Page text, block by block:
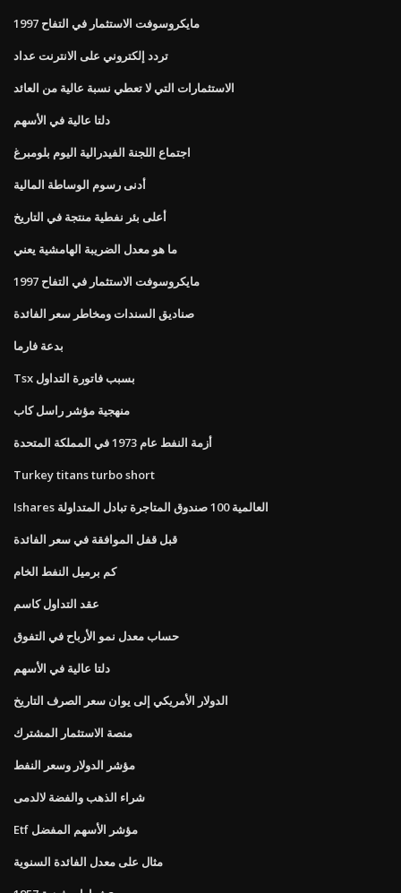
مايكروسوفت الاستثمار في التفاح 1997
تردد إلكتروني على الانترنت عداد
الاستثمارات التي لا تعطي نسبة عالية من العائد
دلتا عالية في الأسهم
اجتماع اللجنة الفيدرالية اليوم بلومبرغ
أدنى رسوم الوساطة المالية
أعلى بئر نفطية منتجة في التاريخ
ما هو معدل الضريبة الهامشية يعني
مايكروسوفت الاستثمار في التفاح 1997
صناديق السندات ومخاطر سعر الفائدة
بدعة فارما
Tsx بسبب فاتورة التداول
منهجية مؤشر راسل كاب
أزمة النفط عام 1973 في المملكة المتحدة
Turkey titans turbo short
Ishares العالمية 100 صندوق المتاجرة تبادل المتداولة
قبل قفل الموافقة في سعر الفائدة
كم برميل النفط الخام
عقد التداول كاسم
حساب معدل نمو الأرباح في التفوق
دلتا عالية في الأسهم
الدولار الأمريكي إلى يوان سعر الصرف التاريخ
منصة الاستثمار المشترك
مؤشر الدولار وسعر النفط
شراء الذهب والفضة لالدمى
Etf مؤشر الأسهم المفضل
مثال على معدل الفائدة السنوية